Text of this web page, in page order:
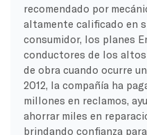
recomendado por
altamente calificado en
consumidor, los planes
conductores de los
de obra cuando ocurre
2012, la compañía ha
millones en reclamos,
ahorrar miles en
brindando confianza